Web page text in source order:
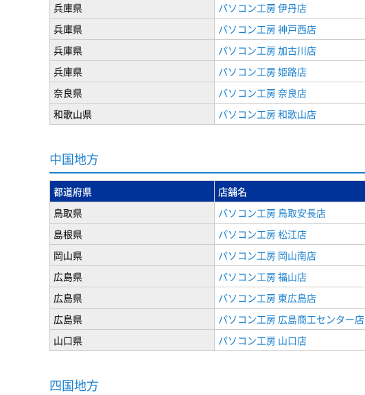
兵庫県
パソコン工房 伊丹店
兵庫県
パソコン工房 神戸西店
兵庫県
パソコン工房 加古川店
兵庫県
パソコン工房 姫路店
奈良県
パソコン工房 奈良店
和歌山県
パソコン工房 和歌山店
中国地方
都道府県 店舗名
鳥取県
パソコン工房 鳥取安長店
島根県
パソコン工房 松江店
岡山県
パソコン工房 岡山南店
広島県
パソコン工房 福山店
広島県
パソコン工房 東広島店
広島県
パソコン工房 広島商工センター店
山口県
パソコン工房 山口店
四国地方